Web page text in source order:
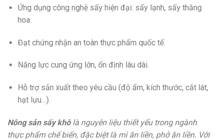
Ứng dụng công nghệ sấy hiện đại: sấy lạnh, sấy thăng
hoa.
Đạt chứng nhận an toàn thực phẩm quốc tế.
Năng lực cung ứng lớn, ổn định lâu dài.
Hỗ trợ sản xuất theo yêu cầu (độ ẩm, kích thước, cắt lát,
hạt lựu…).
Nông sản sấy khôlà nguyên liệu thiết yếu trong ngành
thực phẩm chế biến, đặc biệt là mì ăn liền, phở ăn liền. Với